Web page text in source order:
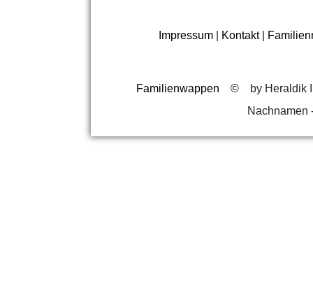
Impressum| Kontakt|
Familienwappen © by Heraldik
Nachnamen